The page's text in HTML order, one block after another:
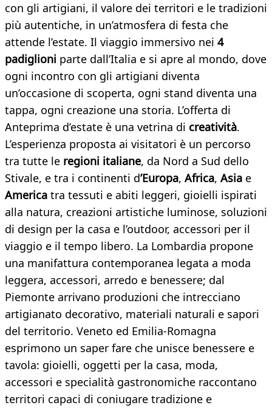
con gli artigiani, il valore dei territori e le tradizioni
più autentiche, in un’atmosfera di festa che
attende l’estate. Il viaggio immersivo nei 4
padiglioni parte dall’Italia e si apre al mondo, dove
ogni incontro con gli artigiani diventa
un’occasione di scoperta, ogni stand diventa una
tappa, ogni creazione una storia. L’offerta di
Anteprima d’estate è una vetrina di creatività.
L’esperienza proposta ai visitatori è un percorso
tra tutte le regioni italiane, da Nord a Sud dello
Stivale, e tra i continenti d’Europa, Africa, Asia e
America tra tessuti e abiti leggeri, gioielli ispirati
alla natura, creazioni artistiche luminose, soluzioni
di design per la casa e l’outdoor, accessori per il
viaggio e il tempo libero. La Lombardia propone
una manifattura contemporanea legata a moda
leggera, accessori, arredo e benessere; dal
Piemonte arrivano produzioni che intrecciano
artigianato decorativo, materiali naturali e sapori
del territorio. Veneto ed Emilia-Romagna
esprimono un saper fare che unisce benessere e
tavola: gioielli, oggetti per la casa, moda,
accessori e specialità gastronomiche raccontano
territori capaci di coniugare tradizione e